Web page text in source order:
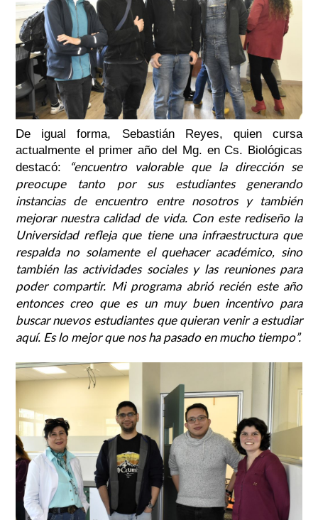
De igual forma, Sebastián Reyes, quien cursa
actualmente el primer año del Mg. en Cs. Biológicas
destacó:
“encuentro valorable que la dirección se
preocupe tanto por sus estudiantes generando
instancias de encuentro entre nosotros y también
mejorar nuestra calidad de vida. Con este rediseño la
Universidad refleja que tiene una infraestructura que
respalda no solamente el quehacer académico, sino
también las actividades sociales y las reuniones para
poder compartir. Mi programa abrió recién este año
entonces creo que es un muy buen incentivo para
buscar nuevos estudiantes que quieran venir a estudiar
aquí. Es lo mejor que nos ha pasado en mucho tiempo”.